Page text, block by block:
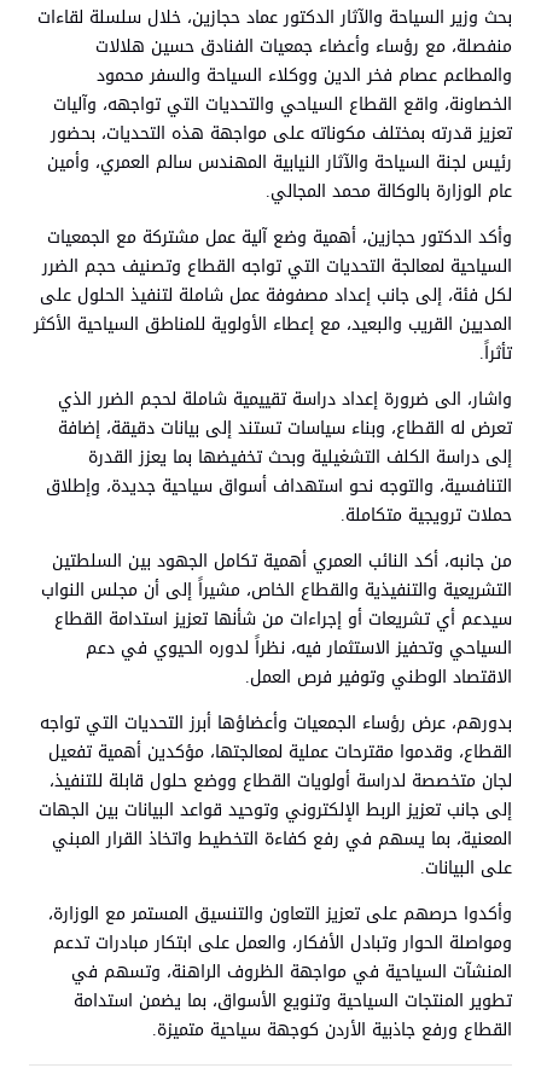
بحث وزير السياحة والآثار الدكتور عماد حجازين، خلال سلسلة لقاءات
منفصلة، مع رؤساء وأعضاء جمعيات الفنادق حسين هلالات
والمطاعم عصام فخر الدين ووكلاء السياحة والسفر محمود
الخصاونة، واقع القطاع السياحي والتحديات التي تواجهه، وآليات
تعزيز قدرته بمختلف مكوناته على مواجهة هذه التحديات، بحضور
رئيس لجنة السياحة والآثار النيابية المهندس سالم العمري، وأمين
عام الوزارة بالوكالة محمد المجالي.
وأكد الدكتور حجازين، أهمية وضع آلية عمل مشتركة مع الجمعيات
السياحية لمعالجة التحديات التي تواجه القطاع وتصنيف حجم الضرر
لكل فئة، إلى جانب إعداد مصفوفة عمل شاملة لتنفيذ الحلول على
المديين القريب والبعيد، مع إعطاء الأولوية للمناطق السياحية الأكثر
تأثراً.
واشار، الى ضرورة إعداد دراسة تقييمية شاملة لحجم الضرر الذي
تعرض له القطاع، وبناء سياسات تستند إلى بيانات دقيقة، إضافة
إلى دراسة الكلف التشغيلية وبحث تخفيضها بما يعزز القدرة
التنافسية، والتوجه نحو استهداف أسواق سياحية جديدة، وإطلاق
حملات ترويجية متكاملة.
من جانبه، أكد النائب العمري أهمية تكامل الجهود بين السلطتين
التشريعية والتنفيذية والقطاع الخاص، مشيراً إلى أن مجلس النواب
سيدعم أي تشريعات أو إجراءات من شأنها تعزيز استدامة القطاع
السياحي وتحفيز الاستثمار فيه، نظراً لدوره الحيوي في دعم
الاقتصاد الوطني وتوفير فرص العمل.
بدورهم، عرض رؤساء الجمعيات وأعضاؤها أبرز التحديات التي تواجه
القطاع، وقدموا مقترحات عملية لمعالجتها، مؤكدين أهمية تفعيل
لجان متخصصة لدراسة أولويات القطاع ووضع حلول قابلة للتنفيذ،
إلى جانب تعزيز الربط الإلكتروني وتوحيد قواعد البيانات بين الجهات
المعنية، بما يسهم في رفع كفاءة التخطيط واتخاذ القرار المبني
على البيانات.
وأكدوا حرصهم على تعزيز التعاون والتنسيق المستمر مع الوزارة،
ومواصلة الحوار وتبادل الأفكار، والعمل على ابتكار مبادرات تدعم
المنشآت السياحية في مواجهة الظروف الراهنة، وتسهم في
تطوير المنتجات السياحية وتنويع الأسواق، بما يضمن استدامة
القطاع ورفع جاذبية الأردن كوجهة سياحية متميزة.